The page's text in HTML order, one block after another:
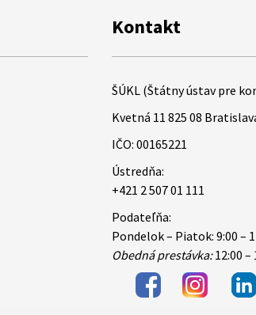
Kontakt
ŠÚKL (Štátny ústav pre
Kvetná 11 825 08
IČO: 00165221
Ústredňa:
+421 2 507 01 111
Podateľňa:
Pondelok – Piatok: 9:00 –
Obedná prestávka:12:00 –